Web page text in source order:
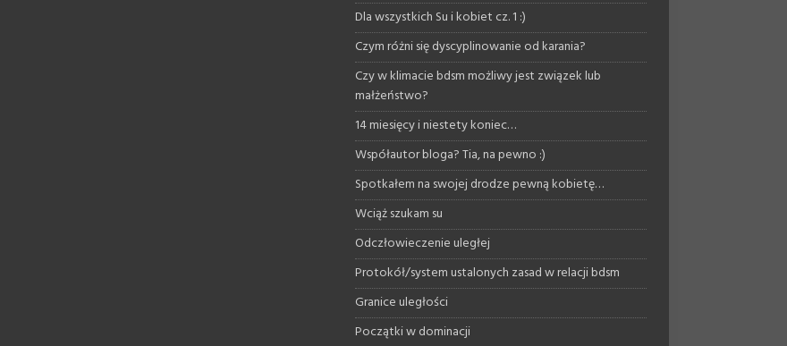
Dla wszystkich Su i kobiet cz. 1 :)
Czym różni się dyscyplinowanie od karania?
Czy w klimacie bdsm możliwy jest związek lub
małżeństwo?
14 miesięcy i niestety koniec…
Współautor bloga? Tia, na pewno :)
Spotkałem na swojej drodze pewną kobietę…
Wciąż szukam su
Odczłowieczenie uległej
Protokół/system ustalonych zasad w relacji bdsm
Granice uległości
Początki w dominacji